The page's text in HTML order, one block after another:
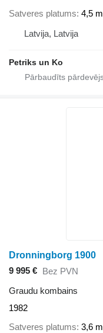
Satveres platums 4,5 m
Latvija, Latvija
Petriks un Ko
Dronningborg 1900
9 995 € Bez PVN
Graudu kombains
1982
Satveres platums 3,6 m